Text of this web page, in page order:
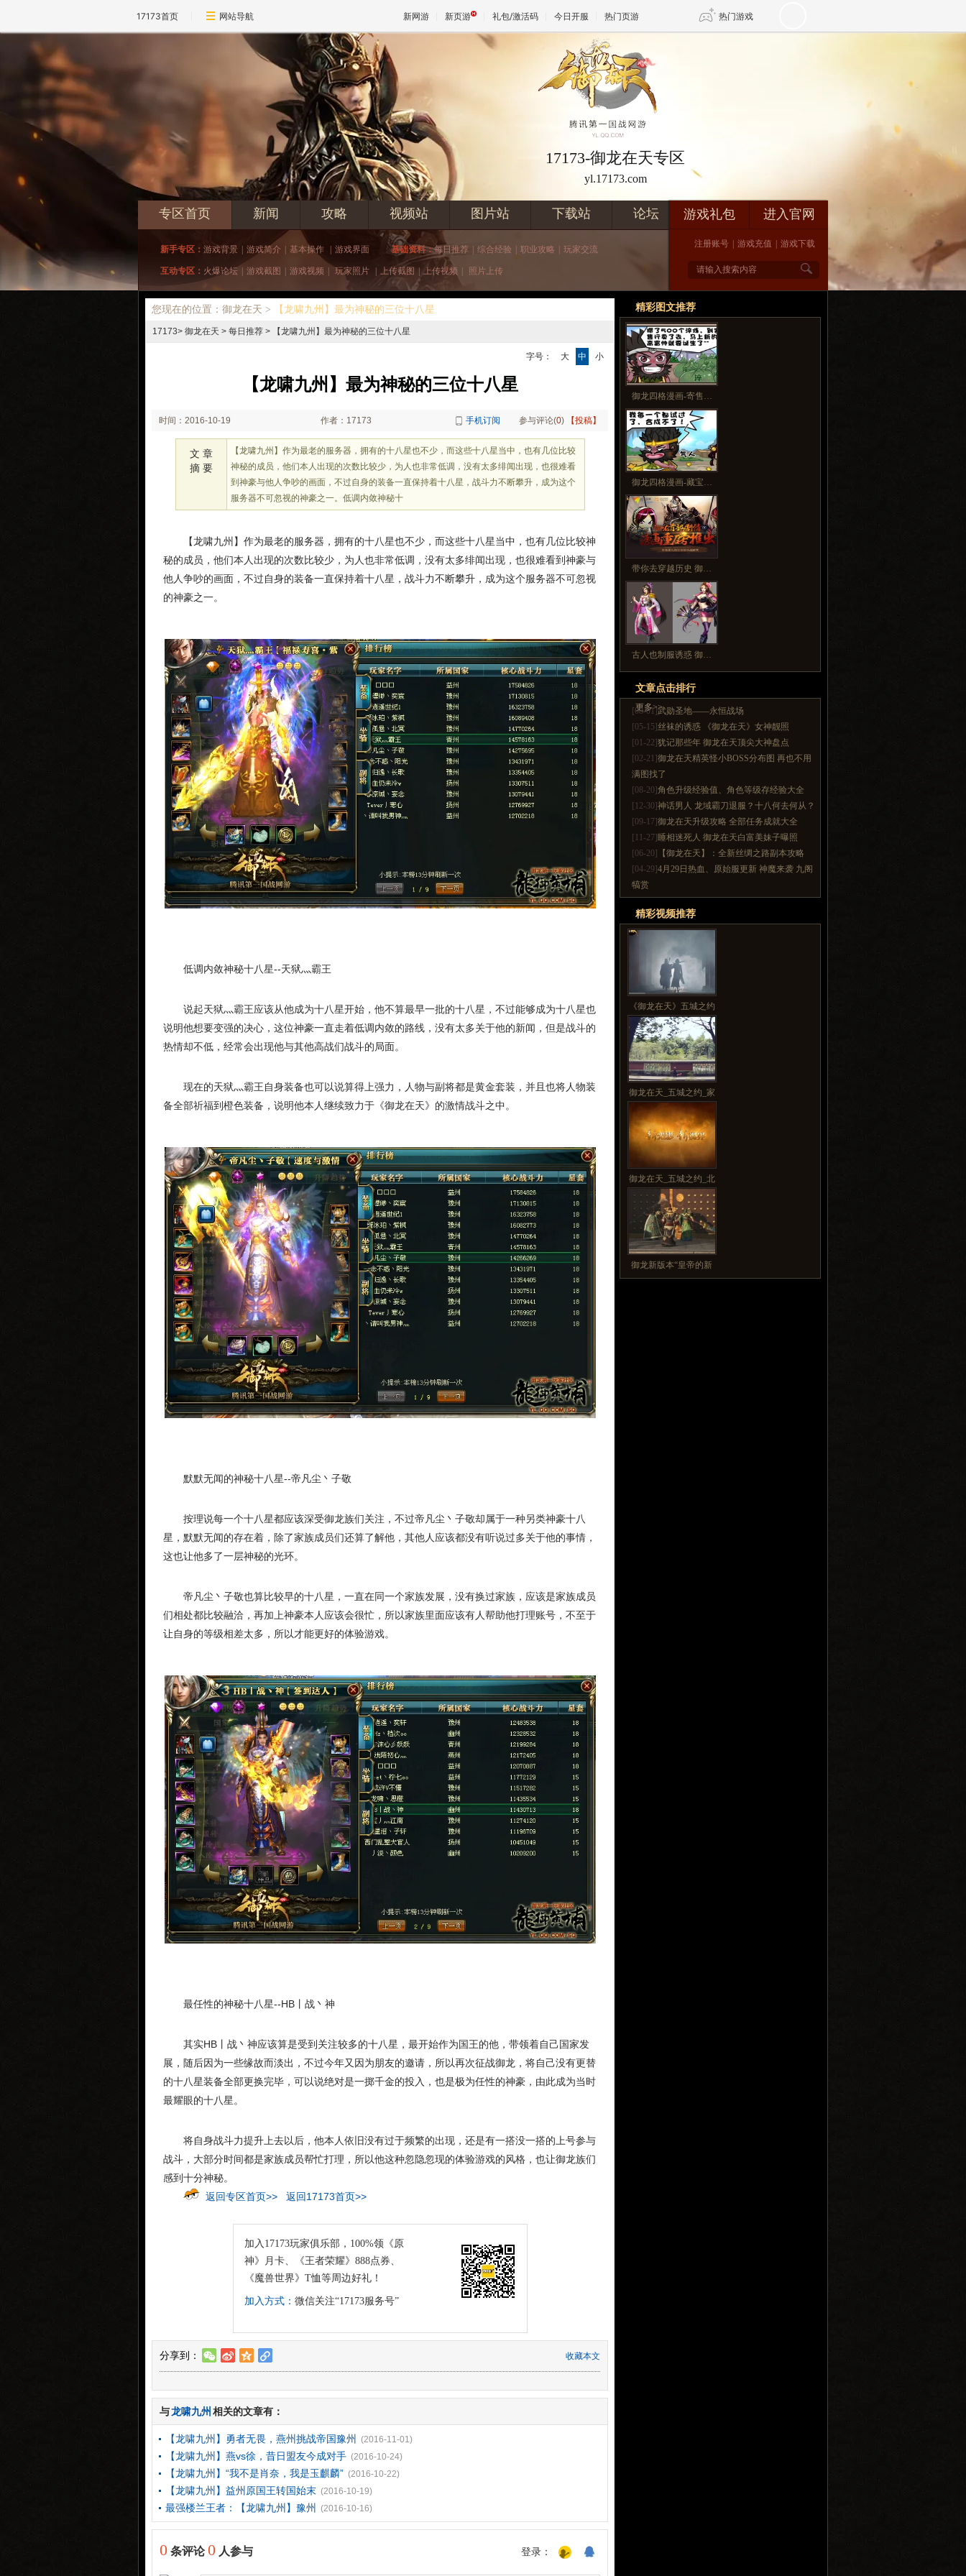
17173首页 网站导航 新网游 新页游 礼包/激活码 今日开服 热门页游 热门游戏
魔兽
天堂
王权与自由 诛仙世界
17173-御龙在天专区
yl.17173.com
专区首页 新闻 攻略 视频站 图片站 下载站 论坛
新手专区： 游戏背景 游戏简介 基本操作 游戏界面 基础资料：每日推荐 综合经验 职业攻略 玩家交流
互动专区： 火爆论坛 游戏截图 游戏视频 玩家照片 上传截图 上传视频 照片上传
游戏礼包 进入官网
注册账号 游戏充值 游戏下载
您现在的位置：御龙在天 > 【龙啸九州】最为神秘的三位十八星
17173> 御龙在天 > 每日推荐 > 【龙啸九州】最为神秘的三位十八星
字号： 大 中 小
【龙啸九州】最为神秘的三位十八星
时间：2016-10-19
15:17
作者：17173 手机订阅 参与评论(0) 【投稿】
文 章
摘 要
【龙啸九州】作为最老的服务器，拥有的十八星也不少，而这些十八星当中，也有几位比较
神秘的成员，他们本人出现的次数比较少，为人也非常低调，没有太多绯闻出现，也很难看
到神豪与他人争吵的画面，不过自身的装备一直保持着十八星，战斗力不断攀升，成为这个
服务器不可忽视的神豪之一。低调内敛神秘十
【龙啸九州】作为最老的服务器，拥有的十八星也不少，而这些十八星当中，也有几位比较神
秘的成员，他们本人出现的次数比较少，为人也非常低调，没有太多绯闻出现，也很难看到神豪与
他人争吵的画面，不过自身的装备一直保持着十八星，战斗力不断攀升，成为这个服务器不可忽视
的神豪之一。
低调内敛神秘十八星--天狱灬霸王
说起天狱灬霸王应该从他成为十八星开始，他不算最早一批的十八星，不过能够成为十八星也
说明他想要变强的决心，这位神豪一直走着低调内敛的路线，没有太多关于他的新闻，但是战斗的
热情却不低，经常会出现他与其他高战们战斗的局面。
现在的天狱灬霸王自身装备也可以说算得上强力，人物与副将都是黄金套装，并且也将人物装
备全部祈福到橙色装备，说明他本人继续致力于《御龙在天》的激情战斗之中。
默默无闻的神秘十八星--帝凡尘丶子敬
按理说每一个十八星都应该深受御龙族们关注，不过帝凡尘丶子敬却属于一种另类神豪十八
星，默默无闻的存在着，除了家族成员们还算了解他，其他人应该都没有听说过多关于他的事情，
这也让他多了一层神秘的光环。
帝凡尘丶子敬也算比较早的十八星，一直在同一个家族发展，没有换过家族，应该是家族成员
们相处都比较融洽，再加上神豪本人应该会很忙，所以家族里面应该有人帮助他打理账号，不至于
让自身的等级相差太多，所以才能更好的体验游戏。
最任性的神秘十八星--HB丨战丶神
其实HB丨战丶神应该算是受到关注较多的十八星，最开始作为国王的他，带领着自己国家发
展，随后因为一些缘故而淡出，不过今年又因为朋友的邀请，所以再次征战御龙，将自己没有更替
的十八星装备全部更换完毕，可以说绝对是一掷千金的投入，也是极为任性的神豪，由此成为当时
最耀眼的十八星。
将自身战斗力提升上去以后，他本人依旧没有过于频繁的出现，还是有一搭没一搭的上号参与
战斗，大部分时间都是家族成员帮忙打理，所以他这种忽隐忽现的体验游戏的风格，也让御龙族们
感到十分神秘。
返回专区首页>>
返回17173首页>>
加入17173玩家俱乐部，100%领《原
神》月卡、《王者荣耀》888点券、
《魔兽世界》T恤等周边好礼！
加入方式： 微信关注“17173服务号”
分享到： w t z l 收藏本文
与龙啸九州 相关的文章有：
【龙啸九州】勇者无畏，燕州挑战帝国豫州 (2016-11-01)
【龙啸九州】燕vs徐，昔日盟友今成对手 (2016-10-24)
【龙啸九州】“我不是肖奈，我是玉麒麟” (2016-10-22)
【龙啸九州】益州原国王转国始末 (2016-10-19)
最强楼兰王者：【龙啸九州】豫州 (2016-10-16)
0 条评论0 人参与 登录：
精彩图文推荐
更多>>
御龙四格漫画-寄售…
御龙四格漫画-藏宝…
带你去穿越历史 御…
古人也制服诱惑 御…
文章点击排行
更多>>
[08-01]武勋圣地——永恒战场
[05-15] 丝袜的诱惑 《御龙在天》女神靓照
[01-22]犹记那些年 御龙在天顶尖大神盘点
[02-21]御龙在天精英怪小BOSS分布图 再也不用
满图找了
[08-20]角色升级经验值、角色等级存经验大全
[12-30]神话男人 龙域霸刀退服？十八何去何从？
[09-17]御龙在天升级攻略 全部任务成就大全
[11-27] 睡相迷死人 御龙在天白富美妹子曝照
[06-20]
【御龙在天】：全新丝绸之路副本攻略
[04-29]4月29日热血、原始服更新 神魔来袭 九阁
犒赏
精彩视频推荐
更多>>
《御龙在天》五城之约
御龙在天_五城之约_家
御龙在天_五城之约_北
御龙新版本“皇帝的新